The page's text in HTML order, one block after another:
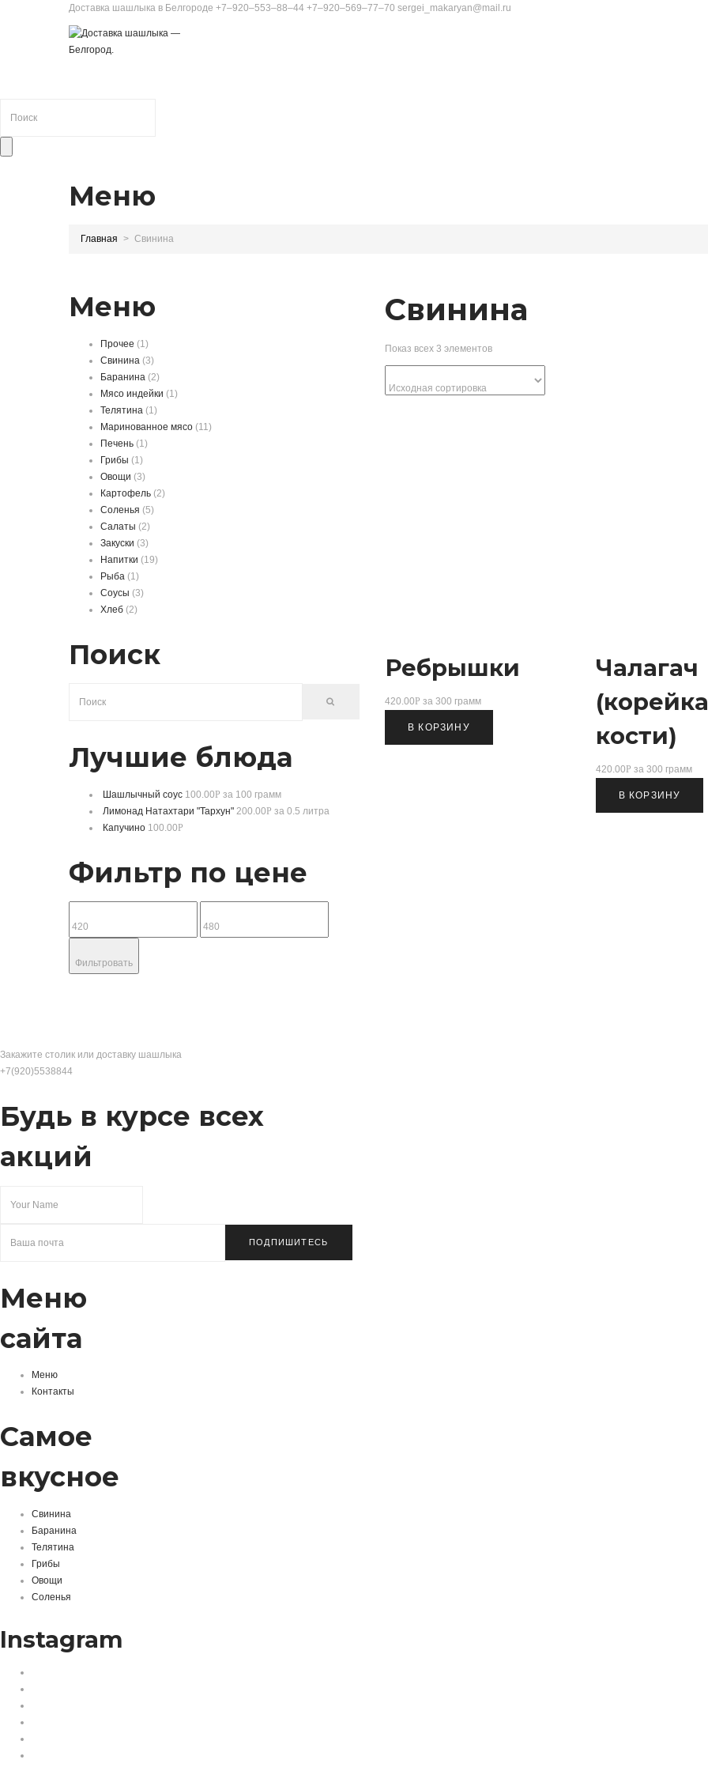
Доставка шашлыка в Белгороде +7‒920‒553‒88‒44 +7‒920‒569‒77‒70 sergei_makaryan@mail.ru
Меню
Главная Свинина
Меню
Прочее (1)
Свинина (3)
Баранина (2)
Мясо индейки (1)
Телятина (1)
Маринованное мясо (11)
Печень (1)
Грибы (1)
Овощи (3)
Картофель (2)
Соленья (5)
Салаты (2)
Закуски (3)
Напитки (19)
Рыба (1)
Соусы (3)
Хлеб (2)
Поиск
Лучшие блюда
Шашлычный соус 100.00Р за 100 грамм
Лимонад Натахтари "Тархун" 200.00Р за 0.5 литра
Капучино 100.00Р
Фильтр по цене
Фильтровать
Свинина
Показ всех 3 элементов
Ребрышки
420.00Р за 300 грамм
В КОРЗИНУ
Чалагач
кости)
420.00Р за 300 грамм
В КОРЗИНУ
Закажите столик или доставку шашлыка
+7(920)5538844
Будь в курсе всех
акций
ПОДПИШИТЕСЬ
Меню
сайта
Меню
Контакты
Самое
вкусное
Свинина
Баранина
Телятина
Грибы
Овощи
Соленья
Instagram